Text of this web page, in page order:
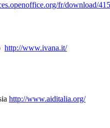
fr/download/
http://www.ivana.it/
http://www.aiditalia.org/